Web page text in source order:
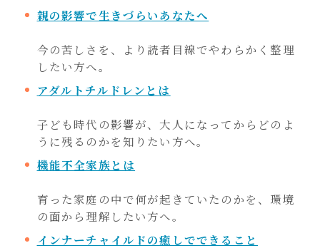
親の影響で生きづらいあなたへ
今の苦しさを、より読者目線でやわらかく整理
したい方へ。
アダルトチルドレンとは
子ども時代の影響が、大人になってからどのよ
うに残るのかを知りたい方へ。
機能不全家族とは
育った家庭の中で何が起きていたのかを、環境
の面から理解したい方へ。
インナーチャイルドの癒しでできること